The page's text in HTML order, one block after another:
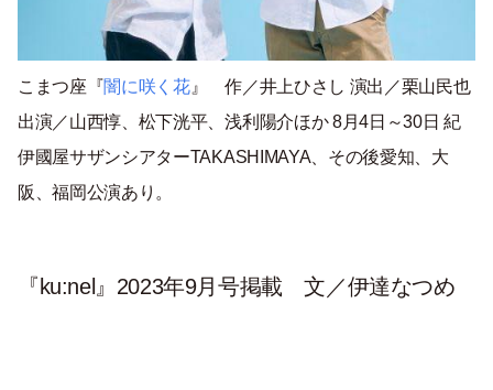
こまつ座『闇に咲く花』 作／井上ひさし 演出／栗山民也
出演／山西惇、松下洸平、浅利陽介ほか 8月4日～30日 紀
伊國屋サザンシアターTAKASHIMAYA、その後愛知、大
阪、福岡公演あり。
『ku:nel』2023年9月号掲載 文／伊達なつめ